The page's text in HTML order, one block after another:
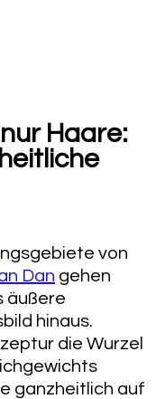
Haare:
von
Dan gehen
äußere
hinaus.
die Wurzel
ganzheitlich auf